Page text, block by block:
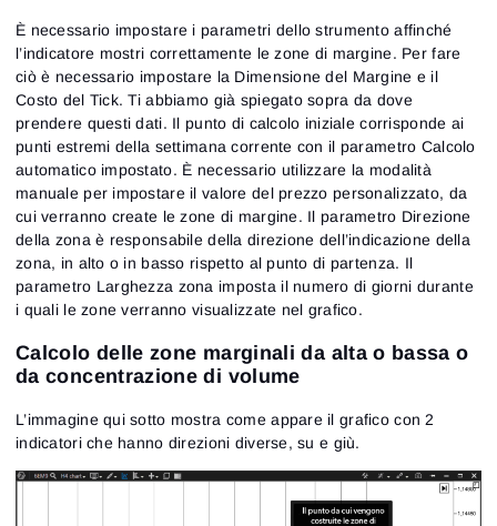
È necessario impostare i parametri dello strumento affinché
l’indicatore mostri correttamente le zone di margine. Per fare
ciò è necessario impostare la Dimensione del Margine e il
Costo del Tick. Ti abbiamo già spiegato sopra da dove
prendere questi dati. Il punto di calcolo iniziale corrisponde ai
punti estremi della settimana corrente con il parametro Calcolo
automatico impostato. È necessario utilizzare la modalità
manuale per impostare il valore del prezzo personalizzato, da
cui verranno create le zone di margine. Il parametro Direzione
della zona è responsabile della direzione dell’indicazione della
zona, in alto o in basso rispetto al punto di partenza. Il
parametro Larghezza zona imposta il numero di giorni durante
i quali le zone verranno visualizzate nel grafico.
Calcolo delle zone marginali da alta o bassa o
da concentrazione di volume
L’immagine qui sotto mostra come appare il grafico con 2
indicatori che hanno direzioni diverse, su e giù.